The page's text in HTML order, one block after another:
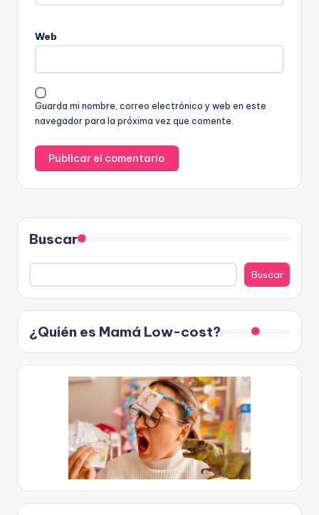
Web
Guarda mi nombre, correo electrónico y web en este
navegador para la próxima vez que comente.
Buscar
Buscar
¿Quién es Mamá Low-cost?